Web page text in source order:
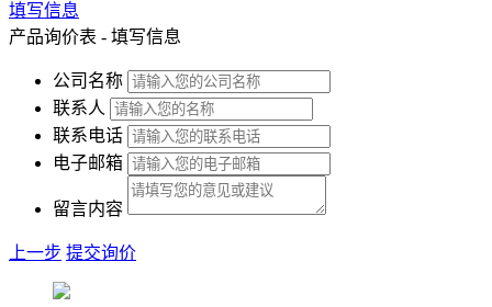
填写信息
产品询价表 - 填写信息
公司名称
联系人
联系电话
电子邮箱
留言内容
上一步 提交询价